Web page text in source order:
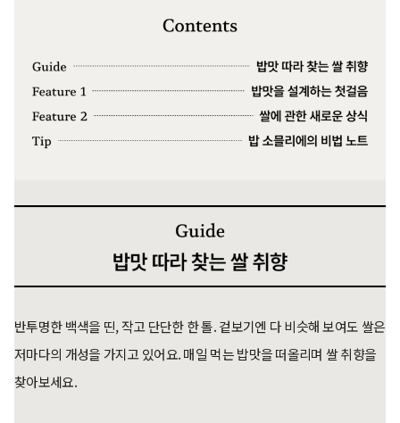
반투명한 백색을 띤, 작고 단단한 한 톨. 겉보기엔 다 비슷해 보여도 쌀은
저마다의 개성을 가지고 있어요. 매일 먹는 밥맛을 떠올리며 쌀 취향을
찾아보세요.